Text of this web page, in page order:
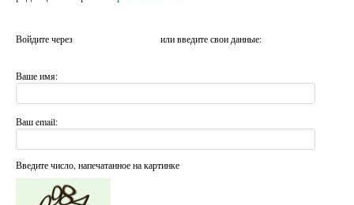
Войдите через или введите свои данные:
Ваше имя:
Ваш email:
Введите число, напечатанное на картинке